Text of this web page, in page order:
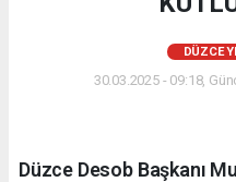
DÜZCE
30.03.2025 - 09:18,
Düzce Desob Başkanı